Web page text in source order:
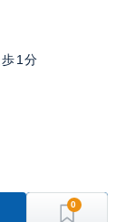
1分
0